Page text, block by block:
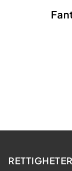
RETTIGHETER